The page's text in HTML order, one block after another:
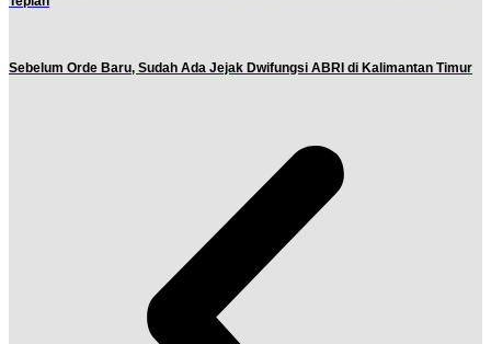
Sebelum Orde Baru, Sudah Ada Jejak Dwifungsi ABRI di Kalimantan Timur